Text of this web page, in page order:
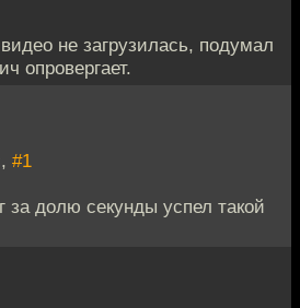
не загрузилась, подумал
опровергает.
#1
за долю секунды успел такой